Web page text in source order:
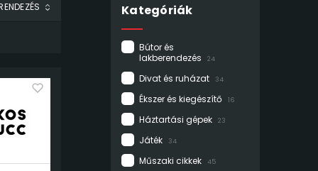
Kategóriák
Bútor és
lakberendezés
24
Divat és ruházat 34
Ékszer és kiegészítő 16
Háztartási gépek 23
Játék 34
Műszaki cikkek 45